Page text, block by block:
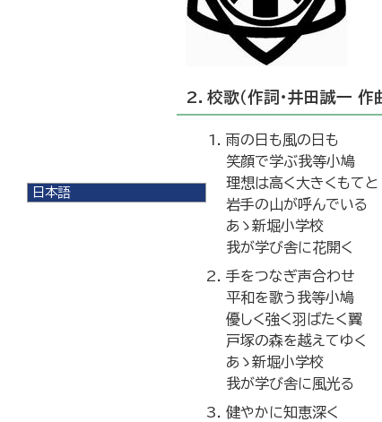
日本語
2．校歌（作詞・井田誠一 作
雨の日も風の日も
笑顔で学ぶ我等小鳩
理想は高く大きくもてと
岩手の山が呼んでいる
あゝ新堀小学校
我が学び舎に花開く
手をつなぎ声合わせ
平和を歌う我等小鳩
優しく強く羽ばたく翼
戸塚の森を越えてゆく
あゝ新堀小学校
我が学び舎に風光る
健やかに知恵深く